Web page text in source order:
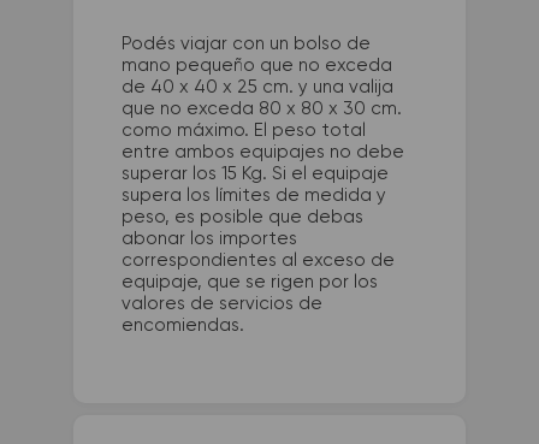
Podés viajar con un bolso de
mano pequeño que no exceda
de 40 x 40 x 25 cm. y una valija
que no exceda 80 x 80 x 30 cm.
como máximo. El peso total
entre ambos equipajes no debe
superar los 15 Kg. Si el equipaje
supera los límites de medida y
peso, es posible que debas
abonar los importes
correspondientes al exceso de
equipaje, que se rigen por los
valores de servicios de
encomiendas.